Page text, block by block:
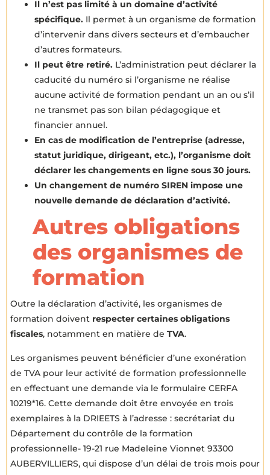
Il n’est pas limité à un domaine d’activité
spécifique. Il permet à un organisme de formation
d’intervenir dans divers secteurs et d’embaucher
d’autres formateurs.
Il peut être retiré. L’administration peut déclarer la
caducité du numéro si l’organisme ne réalise
aucune activité de formation pendant un an ou s’il
ne transmet pas son bilan pédagogique et
financier annuel.
En cas de modification de l’entreprise (adresse,
statut juridique, dirigeant, etc.), l’organisme doit
déclarer les changements en ligne sous 30 jours.
Un changement de numéro SIREN impose une
nouvelle demande de déclaration d’activité.
Autres obligations
des organismes de
formation
Outre la déclaration d’activité, les organismes de
formation doivent respecter certaines obligations
fiscales, notamment en matière de TVA.
Les organismes peuvent bénéficier d’une exonération
de TVA pour leur activité de formation professionnelle
en effectuant une demande via le formulaire CERFA
10219*16. Cette demande doit être envoyée en trois
exemplaires à la DRIEETS à l’adresse : secrétariat du
Département du contrôle de la formation
professionnelle- 19-21 rue Madeleine Vionnet 93300
AUBERVILLIERS, qui dispose d’un délai de trois mois pour